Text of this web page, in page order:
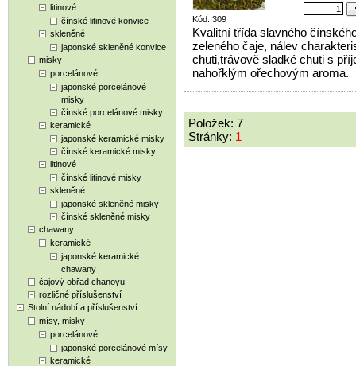
litinové
čínské litinové konvice
skleněné
japonské skleněné konvice
misky
porcelánové
japonské porcelánové
misky
čínské porcelánové misky
keramické
japonské keramické misky
čínské keramické misky
litinové
čínské litinové misky
skleněné
japonské skleněné misky
čínské skleněné misky
chawany
keramické
japonské keramické
chawany
čajový obřad chanoyu
rozličné příslušenství
Stolní nádobí a příslušenství
mísy, misky
porcelánové
japonské porcelánové mísy
keramické
Kód: 309
Kvalitní třída slavného
zeleného čaje, nálev
chuti,trávově sladké chuti s
nahořklým ořechovým aroma.
Položek: 7
Stránky: 1